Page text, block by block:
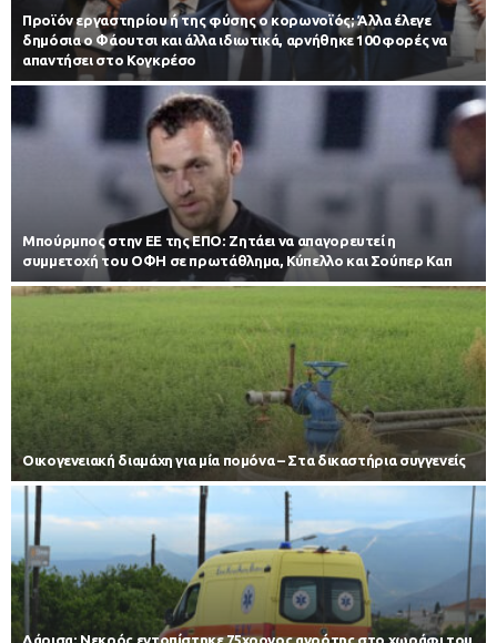
Προϊόν εργαστηρίου ή της φύσης ο κορωνοϊός; Άλλα έλεγε
δημόσια ο Φάουτσι και άλλα ιδιωτικά, αρνήθηκε 100 φορές να
απαντήσει στο Κογκρέσο
Μπούρμπος στην ΕΕ της ΕΠΟ: Ζητάει να απαγορευτεί η
συμμετοχή του ΟΦΗ σε πρωτάθλημα, Κύπελλο και Σούπερ Καπ
Οικογενειακή διαμάχη για μία πομόνα – Στα δικαστήρια συγγενείς